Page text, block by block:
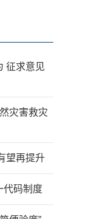
征求意见
灾害救灾
望再提升
代码制度